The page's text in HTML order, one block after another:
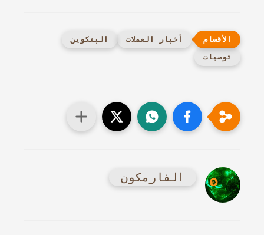
أخبار العملات
البتكوين
توصيات
الفارمكون